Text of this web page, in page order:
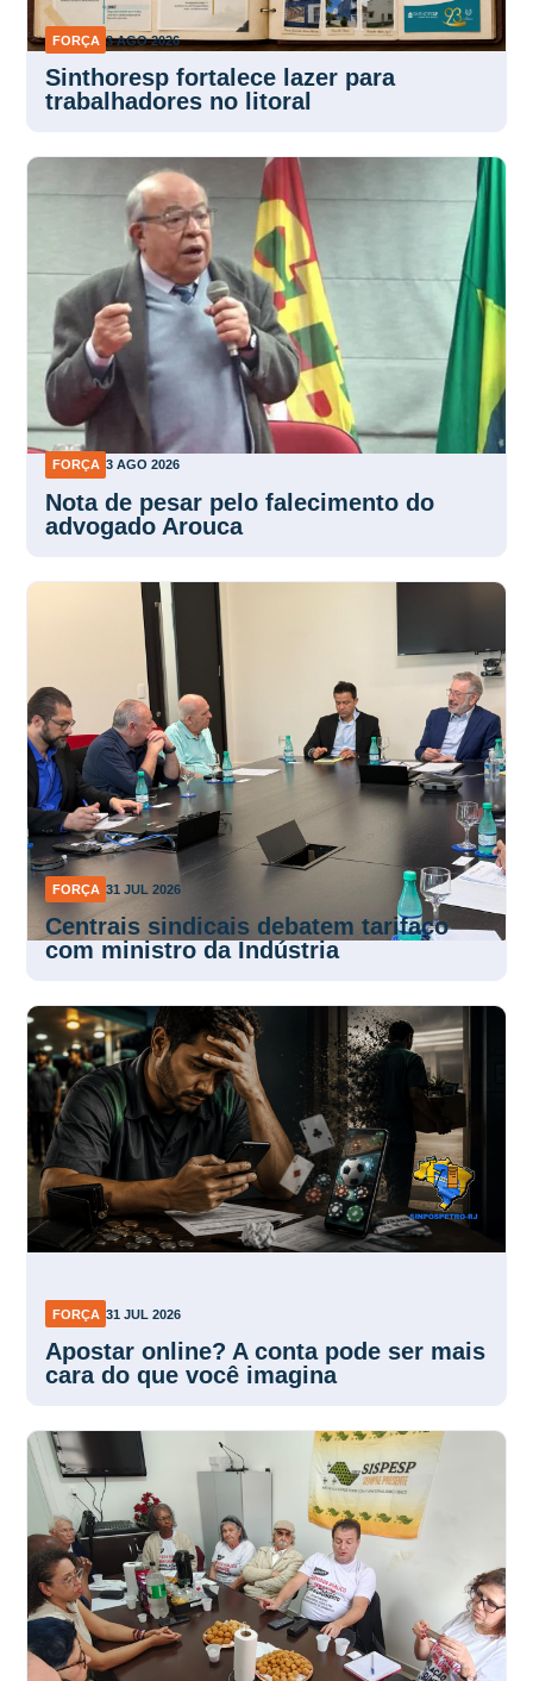
FORÇA 3 AGO 2026
Sinthoresp fortalece lazer para
trabalhadores no litoral
FORÇA 3 AGO 2026
Nota de pesar pelo falecimento do
advogado Arouca
FORÇA 31 JUL 2026
Centrais sindicais debatem tarifaço
com ministro da Indústria
FORÇA 31 JUL 2026
Apostar online? A conta pode ser mais
cara do que você imagina